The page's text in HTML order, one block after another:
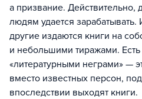
а призвание.
людям удается зарабатывать.
другие издаются книги на
и небольшими тиражами. Есть
«литературными неграми» —
вместо известных персон,
впоследствии выходят книги.